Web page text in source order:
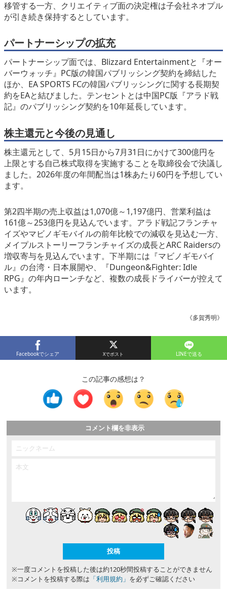
移管する一方、クリエイティブ面の決定権は子会社ネオプル
が引き続き保持するとしています。
パートナーシップの拡充
パートナーシップ面では、Blizzard Entertainmentと『オー
バーウォッチ』PC版の韓国パブリッシング契約を締結した
ほか、EA SPORTS FCの韓国パブリッシングに関する長期契
約をEAと結びました。テンセントとは中国PC版『アラド戦
記』のパブリッシング契約を10年延長しています。
株主還元と今後の見通し
株主還元として、5月15日から7月31日にかけて300億円を
上限とする自己株式取得を実施することを取締役会で決議し
ました。2026年度の年間配当は1株あたり60円を予想してい
ます。
第2四半期の売上収益は1,070億～1,197億円、営業利益は
161億～253億円を見込んでいます。アラド戦記フランチャ
イズやマビノギモバイルの前年比較での減収を見込む一方、
メイプルストーリーフランチャイズの成長とARC Raidersの
増収寄与を見込んでいます。下半期には『マビノギモバイ
ル』の台湾・日本展開や、『Dungeon&Fighter: Idle
RPG』の年内ローンチなど、複数の成長ドライバーが控えて
います。
《多賀秀明》
Facebookでシェア LINEで送る
この記事の感想は？
コメント欄を非表示
※一度コメントを投稿した後は約120秒間投稿することができません
※コメントを投稿する際は 「利用規約」 を必ずご確認ください